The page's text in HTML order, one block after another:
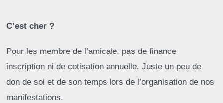
C’est cher ?
Pour les membre de l’amicale, pas de finance
inscription ni de cotisation annuelle. Juste un peu de
don de soi et de son temps lors de l’organisation de nos
manifestations.